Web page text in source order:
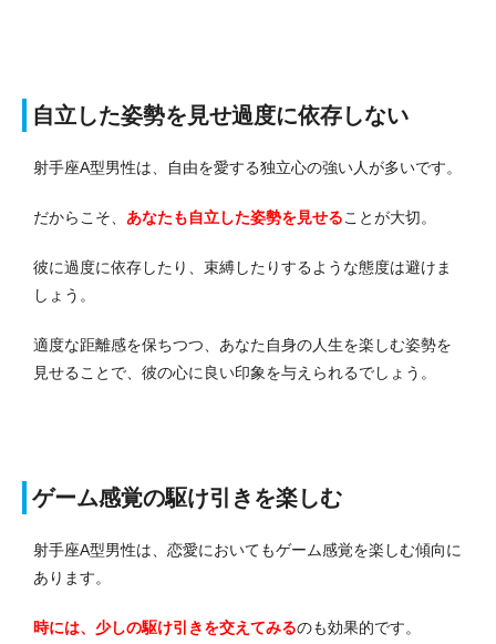
自立した姿勢を見せ過度に依存しない
射手座A型男性は、自由を愛する独立心の強い人が多いです。
だからこそ、 あなたも自立した姿勢を見せることが大切。
彼に過度に依存したり、束縛したりするような態度は避けま
しょう。
適度な距離感を保ちつつ、あなた自身の人生を楽しむ姿勢を
見せることで、彼の心に良い印象を与えられるでしょう。
ゲーム感覚の駆け引きを楽しむ
射手座A型男性は、恋愛においてもゲーム感覚を楽しむ傾向に
あります。
時には、少しの駆け引きを交えてみるのも効果的です。